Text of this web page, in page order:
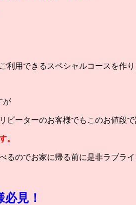
利用できるスペシャルコースを作
が
ピーターのお客様でもこのお値段
。
るのでお家に帰る前に是非ラブラ
見！